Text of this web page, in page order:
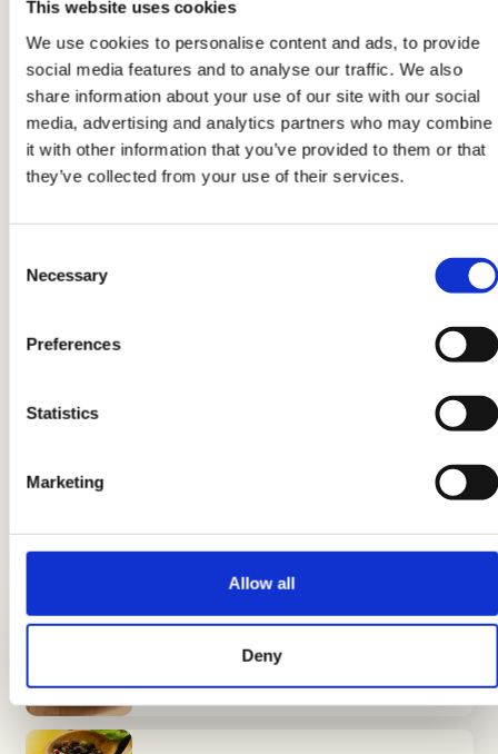
This website uses cookies
We use cookies to personalise content and ads, to provide
social media features and to analyse our traffic. We also
share information about your use of our site with our social
media, advertising and analytics partners who may combine
it with other information that you’ve provided to them or that
they’ve collected from your use of their services.
Selection
Necessary
Preferences
Statistics
Marketing
Allow all
Deny
Entfernen Sie die Knoblauchzehe und fügen Sie
die Truthahnscheiben zur Sauce hinzu. Kochen
Sie für etwa 5 Minuten.
5
es mit einigen Blättern frischem Basilikum vor
Produktinformationen können Änderungen unterliegen, die
auf dieser Seite und denen auf dem Produktetikett führen können.
Wir bitten Sie daher, immer die Informationen auf dem
Panati: Der vollständige Leitfaden